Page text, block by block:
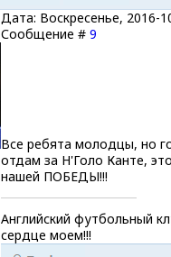
Дата: Воскресенье, 2016-
Сообщение # 9
Все ребята молодцы, но
отдам за Н'Голо Канте,
нашей ПОБЕДЫ!!!
Английский футбольный
сердце моем!!!